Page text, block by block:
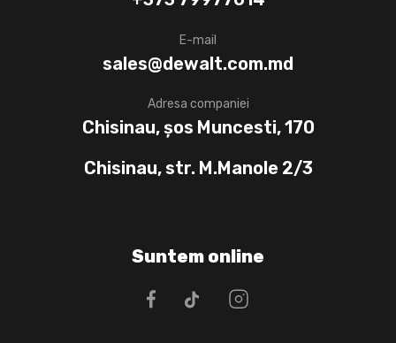
E-mail
sales@dewalt.com.md
Adresa companiei
Chisinau, șos Muncesti, 170
Chisinau, str. M.Manole 2/3
Suntem online